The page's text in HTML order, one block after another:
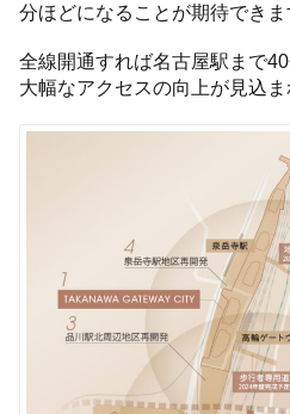
分ほどになることが期待できま
全線開通すれば名古屋駅まで
大幅なアクセスの向上が見込ま